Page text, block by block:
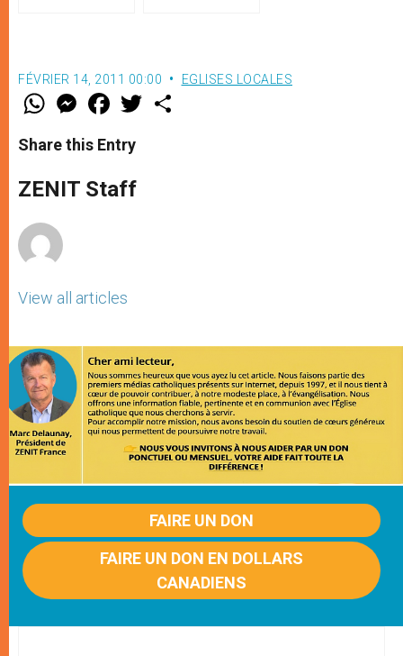
FÉVRIER 14, 2011 00:00 EGLISES LOCALES
W
t
s
p
p
M
e
s
e
g
e
F
a
e
b
o
k
w
Share this Entry
ZENIT Staff
View all articles
FAIRE UN DON
FAIRE UN DON EN DOLLARS
CANADIENS